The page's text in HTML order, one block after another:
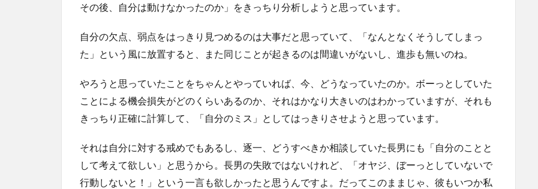
その後、自分は動けなかったのか」をきっちり分析しようと思っています。
自分の欠点、弱点をはっきり見つめるのは大事だと思っていて、「なんとなくそうしてしまっ
た」という風に放置すると、また同じことが起きるのは間違いがないし、進歩も無いのね。
やろうと思っていたことをちゃんとやっていれば、今、どうなっていたのか。ボーっとしていた
ことによる機会損失がどのくらいあるのか、それはかなり大きいのはわかっていますが、それも
きっちり正確に計算して、「自分のミス」としてはっきりさせようと思っています。
それは自分に対する戒めでもあるし、逐一、どうすべきか相談していた長男にも「自分のことと
して考えて欲しい」と思うから。長男の失敗ではないけれど、「オヤジ、ぼーっとしていないで
行動しないと！」という一言も欲しかったと思うんですよ。だってこのままじゃ、彼もいつか私